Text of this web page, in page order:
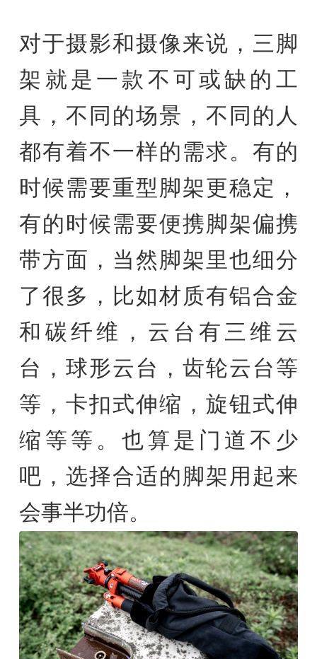
对于摄影和摄像来说，三脚
架就是一款不可或缺的工
具，不同的场景，不同的人
都有着不一样的需求。有的
时候需要重型脚架更稳定，
有的时候需要便携脚架偏携
带方面，当然脚架里也细分
了很多，比如材质有铝合金
和碳纤维，云台有三维云
台，球形云台，齿轮云台等
等，卡扣式伸缩，旋钮式伸
缩等等。也算是门道不少
吧，选择合适的脚架用起来
会事半功倍。